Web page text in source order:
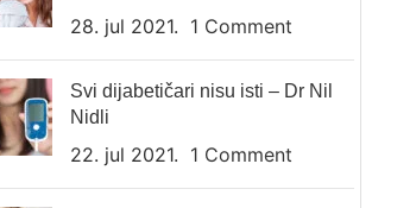
28. jul 2021. 1 Comment
Svi dijabetičari nisu isti – Dr Nil
Nidli
22. jul 2021. 1 Comment